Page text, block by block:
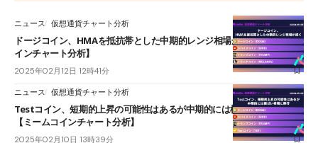
ニュース 仮想通貨チャート分析
ドージコイン、HMAを抵抗帯とした中期的レンジ相場が続く【ミームコ
インチャート分析】
2025年02月12日 12時41分
ニュース 仮想通貨チャート分析
Testコイン、短期的上昇の可能性はあるが中期的には横ばい相場に移行
【ミームコインチャート分析】
2025年02月10日 13時39分